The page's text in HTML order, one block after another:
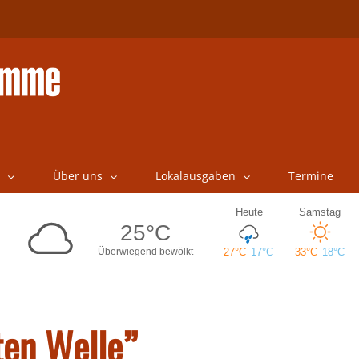
Über uns Lokalausgaben Termine
Welle”